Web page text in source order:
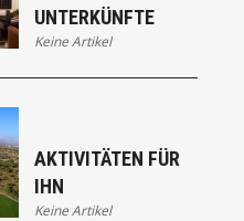
UNTERKÜNFTE
Keine Artikel
AKTIVITÄTEN FÜR
IHN
Keine Artikel